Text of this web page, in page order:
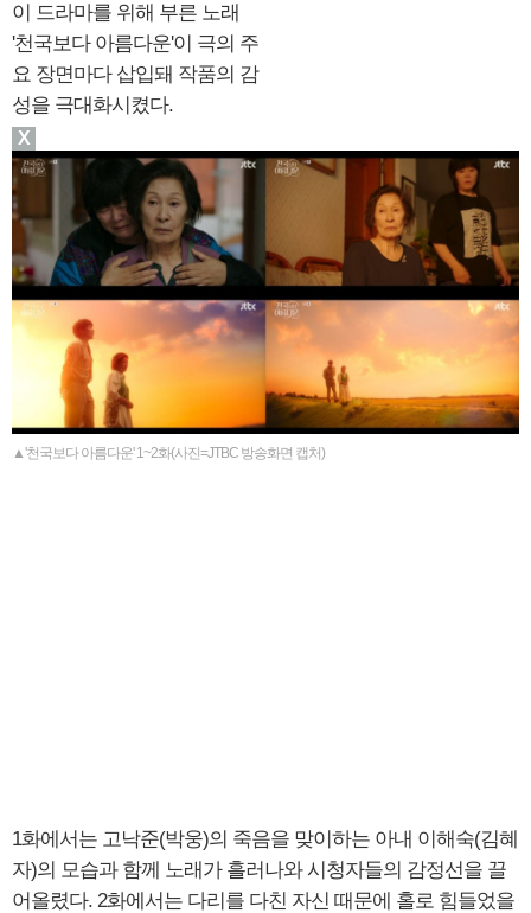
이 드라마를 위해 부른 노래
'천국보다 아름다운'이 극의 주
요 장면마다 삽입돼 작품의 감
성을 극대화시켰다.
▲'천국보다 아름다운' 1~2화(사진=JTBC 방송화면 캡처)
1화에서는 고낙준(박웅)의 죽음을 맞이하는 아내 이해숙(김혜
자)의 모습과 함께 노래가 흘러나와 시청자들의 감정선을 끌
어올렸다. 2화에서는 다리를 다친 자신 때문에 홀로 힘들었을
X